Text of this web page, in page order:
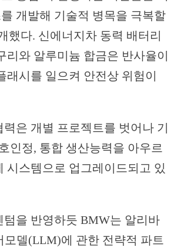
개발해 기술적 병목을 극복할
했다. 신에너지차 동력 배터리
리와 알루미늄 합금은 반사율이
래시를 일으켜 안전상 위험이
은 개별 프로젝트를 벗어나 기
인정, 통합 생산능력을 아우르
시스템으로 업그레이드되고 있
텀을 반영하듯 BMW는 알리바
모델(LLM)에 관한 전략적 파트